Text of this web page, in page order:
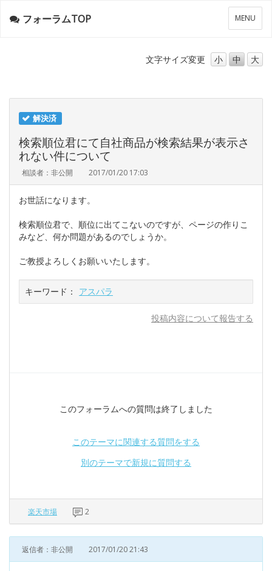
メ
ニ
ー
MENU
フォーラムTOP
文字サイズ変更 小 中 大
解決済
検索順位君にて自社商品が検索結果が表示さ
れない件について
相談者：非公開 2017/01/20 17:03
お世話になります。
検索順位君で、順位に出てこないのですが、ページの作りこ
みなど、何か問題があるのでしょうか。
ご教授よろしくお願いいたします。
キーワード： アスパラ
投稿内容について報告する
このフォーラムへの質問は終了しました
このテーマに関連する質問をする
別のテーマで新規に質問する
楽天市場 2
返信者：非公開 2017/01/20 21:43